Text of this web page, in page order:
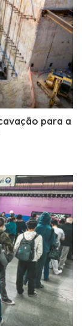
para a